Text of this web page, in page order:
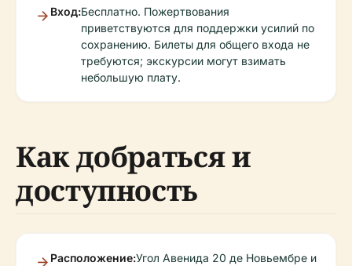
Вход:Бесплатно. Пожертвования
приветствуются для поддержки усилий по
сохранению. Билеты для общего входа не
требуются; экскурсии могут взимать
небольшую плату.
Как добраться и
доступность
Расположение:Угол Авенида 20 де Новьембре и